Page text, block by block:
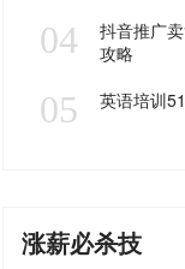
04
抖音推广
攻略
05 英语培训
涨薪必杀技